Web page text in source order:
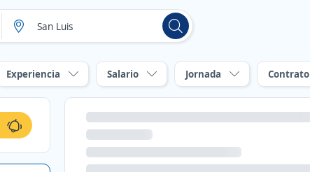
Experiencia Salario Jornada Contrato